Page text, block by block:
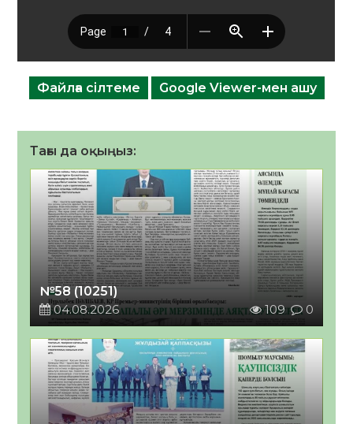
Файлға сілтеме Google Viewer-мен ашу
Тағы да оқыңыз:
№58 (10251)
04.08.2026
109 0